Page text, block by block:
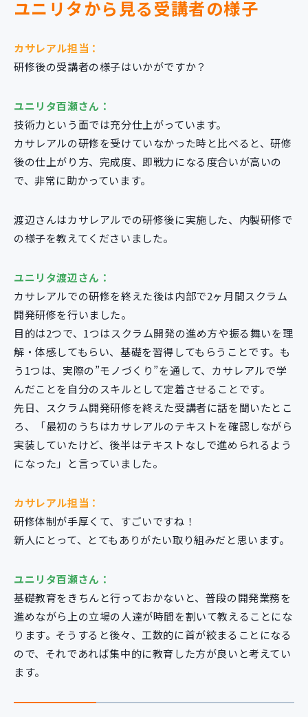
ユニリタから見る受講者の様子
カサレアル担当：
研修後の受講者の様子はいかがですか？
ユニリタ百瀬さん：
技術力という面では充分仕上がっています。
カサレアルの研修を受けていなかった時と比べると、研修
後の仕上がり方、完成度、即戦力になる度合いが高いの
で、非常に助かっています。
渡辺さんはカサレアルでの研修後に実施した、内製研修で
の様子を教えてくださいました。
ユニリタ渡辺さん：
カサレアルでの研修を終えた後は内部で2ヶ月間スクラム
開発研修を行いました。
目的は2つで、1つはスクラム開発の進め方や振る舞いを理
解・体感してもらい、基礎を習得してもらうことです。も
う1つは、実際の”モノづくり”を通して、カサレアルで学
んだことを自分のスキルとして定着させることです。
先日、スクラム開発研修を終えた受講者に話を聞いたとこ
ろ、「最初のうちはカサレアルのテキストを確認しながら
実装していたけど、後半はテキストなしで進められるよう
になった」と言っていました。
カサレアル担当：
研修体制が手厚くて、すごいですね！
新人にとって、とてもありがたい取り組みだと思います。
ユニリタ百瀬さん：
基礎教育をきちんと行っておかないと、普段の開発業務を
進めながら上の立場の人達が時間を割いて教えることにな
ります。そうすると後々、工数的に首が絞まることになる
ので、それであれば集中的に教育した方が良いと考えてい
ます。